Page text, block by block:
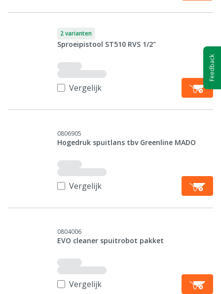
2 varianten
Sproeipistool ST510 RVS 1/2"
Vergelijk
0806905
Hogedruk spuitlans tbv Greenline MADO
Vergelijk
0804006
EVO cleaner spuitrobot pakket
Vergelijk
Feedback